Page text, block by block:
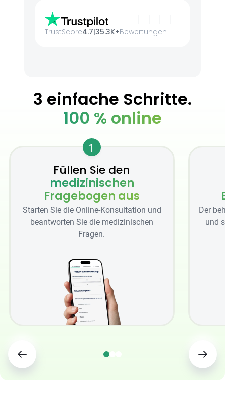
TrustScore4.7|35.3K+Bewertungen
3 einfache Schritte.
100 % online
1
Füllen Sie den
medizinischen
Fragebogen aus
Starten Sie die Online-Konsultation und
beantworten Sie die medizinischen
Fragen.
Der
und